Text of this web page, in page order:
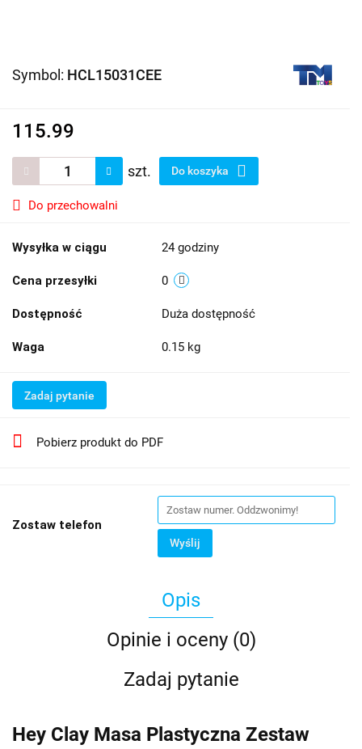
Symbol: HCL15031CEE
115.99
szt. Do koszyka
Do przechowalni
Wysyłka w ciągu 24 godziny
Cena przesyłki 0
Dostępność Duża dostępność
Waga 0.15 kg
Zadaj pytanie
Pobierz produkt do PDF
Zostaw telefon
Wyślij
Opis
Opinie i oceny (0)
Zadaj pytanie
Hey Clay Masa Plastyczna Zestaw